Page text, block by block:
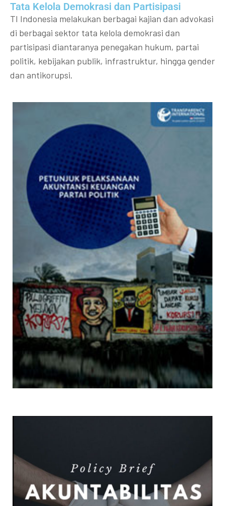
Tata Kelola Demokrasi dan Partisipasi​
TI Indonesia melakukan berbagai kajian dan advokasi
di berbagai sektor tata kelola demokrasi dan
partisipasi diantaranya penegakan hukum, partai
politik, kebijakan publik, infrastruktur, hingga gender
dan antikorupsi.